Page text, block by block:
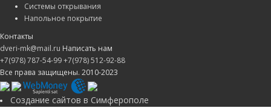
Системы открывания
Напольное покрытие
Контакты
dveri-mk@mail.ru Написать нам
+7(978) 787-54-99+7(978) 512-92-88
Все права защищены. 2010-2023
Создание сайтов в Симферополе